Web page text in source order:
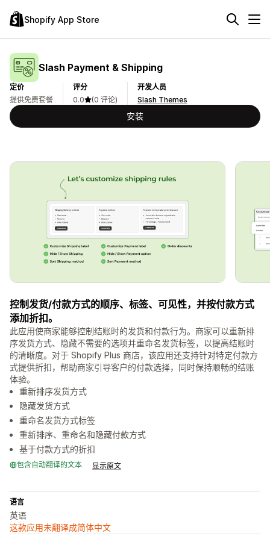
Shopify App Store
Slash Payment & Shipping
定价
提供免费套餐
评分
0.0
(0 评论)
开发人员
Slash Themes
安装
控制发货/付款方式的顺序、标签、可见性，并按付款方式
添加折扣。
此应用使商家能够控制结账时的发货和付款行为。商家可以重新排
序发货方式、隐藏不需要的选项并重命名发货标签，以提高结账时
的清晰度。对于 Shopify Plus 商店，该应用还支持针对特定付款方
式提供折扣，帮助商家引导客户的付款选择，同时保持顺畅的结账
体验。
重新排序发货方式
隐藏发货方式
重命名发货方式标签
重新排序、重命名和隐藏付款方式
基于付款方式的折扣
包含自动翻译的文本 显示原文
语言
英语
这款应用未翻译成简体中文